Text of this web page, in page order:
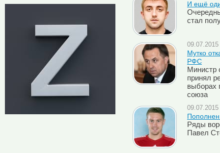
И ещё
стал
Мутко
РФС
Министр
принял
выборах
союза
Ряды
Павел